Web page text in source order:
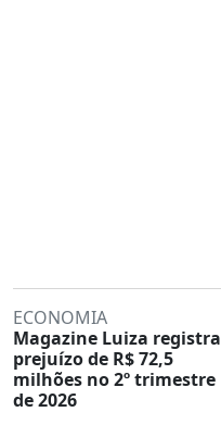
ECONOMIA
Magazine Luiza registra
prejuízo de R$ 72,5
milhões no 2º trimestre
de 2026